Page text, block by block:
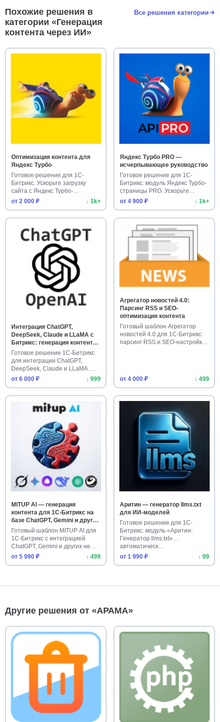
Похожие решения в
категории «Генерация
контента через ИИ»
Все решения категории
Оптимизация контента для
Яндекс Турбо
Готовое решение для 1С-
Битрикс. Ускорьте загрузку
сайта с Яндекс Турбо-
страницам…
от 2 000 ₽ ↓ 1k+
Яндекс Турбо PRO —
исчерпывающее руководство
Готовое решение для 1С-
Битрикс: модуль Яндекс Турбо-
страницы PRO. Ускорьте
индек…
от 4 900 ₽ ↓ 1k+
Интеграция ChatGPT,
DeepSeek, Claude и LLaMA с
Битрикс: генерация контента
через нейросети
Готовое решение 1С-Битрикс
для интеграции ChatGPT,
DeepSeek, Claude и LLaMA.
Авт…
от 6 000 ₽ ↓ 999
Агрегатор новостей 4.0:
Парсинг RSS и SEO-
оптимизация контента
Готовый шаблон Агрегатор
новостей 4.0 для 1С-Битрикс:
парсинг RSS и SEO-настройк…
от 4 000 ₽ ↓ 499
MITUP AI — генерация
контента для 1С-Битрикс на
базе ChatGPT, Gemini и других
нейросетей
Готовый шаблон MITUP AI для
1С-Битрикс с интеграцией
ChatGPT, Gemini и других не…
от 5 990 ₽
↓ 499
Аритин — генератор llms.txt
для ИИ-моделей
Готовое решение для 1С-
Битрикс: модуль «Аритин:
Генератор llms.txt»
автоматическ…
от 1 990 ₽
↓ 99
Другие решения от «АРАМА»